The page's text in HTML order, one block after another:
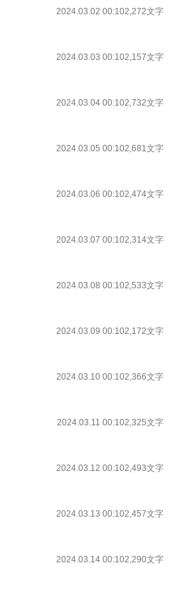
2024.03.02 00:102,272文字
2024.03.03 00:102,157文字
2024.03.04 00:102,732文字
2024.03.05 00:102,681文字
2024.03.06 00:102,474文字
2024.03.07 00:102,314文字
2024.03.08 00:102,533文字
2024.03.09 00:102,172文字
2024.03.10 00:102,366文字
2024.03.11 00:102,325文字
2024.03.12 00:102,493文字
2024.03.13 00:102,457文字
2024.03.14 00:102,290文字